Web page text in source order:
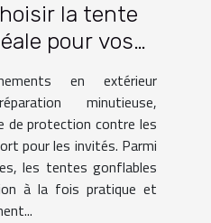
la tente
pour vos
en extérieur
minutieuse,
de protection contre les
pour les invités. Parmi
les tentes gonflables
à la fois pratique et